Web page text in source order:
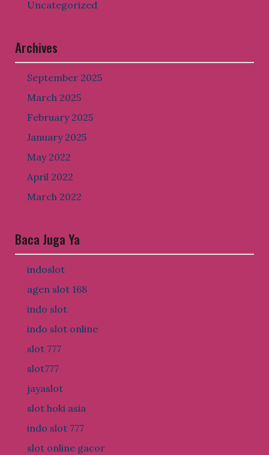
r
Uncategorized
Archives
September 2025
March 2025
February 2025
January 2025
May 2022
April 2022
March 2022
Baca Juga Ya
indoslot
agen slot 168
indo slot
indo slot online
slot 777
slot777
jayaslot
slot hoki asia
indo slot 777
slot online gacor